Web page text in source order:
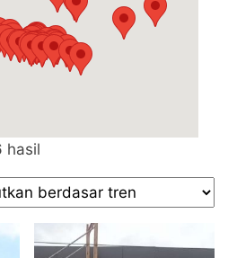
hasil
popularitas